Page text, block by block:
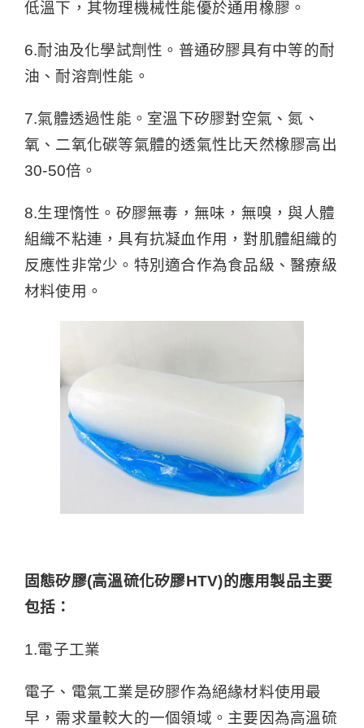
低溫下，其物理機械性能優於通用橡膠。
6.耐油及化學試劑性。普通矽膠具有中等的耐
油、耐溶劑性能。
7.氣體透過性能。室溫下矽膠對空氣、氮、
氧、二氧化碳等氣體的透氣性比天然橡膠高出
30-50倍。
8.生理惰性。矽膠無毒，無味，無嗅，與人體
組織不粘連，具有抗凝血作用，對肌體組織的
反應性非常少。特別適合作為食品級、醫療級
材料使用。
固態矽膠(高溫硫化矽膠HTV)的應用製品主要
包括：
1.電子工業
電子、電氣工業是矽膠作為絕緣材料使用最
早，需求量較大的一個領域。主要因為高溫硫